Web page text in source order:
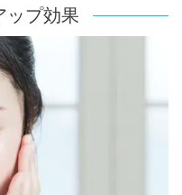
ップ効果